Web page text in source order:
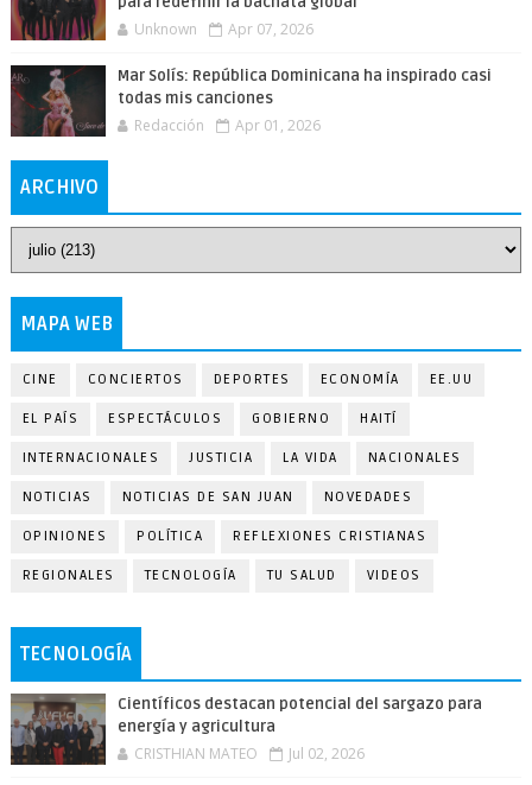
Unknown Apr 07, 2026
Mar Solís: República Dominicana ha inspirado casi
todas mis canciones
Redacción Apr 01, 2026
ARCHIVO
MAPA WEB
CINE CONCIERTOS DEPORTES ECONOMÍA EE.UU
EL PAÍS ESPECTÁCULOS GOBIERNO HAITÍ
INTERNACIONALES JUSTICIA LA VIDA NACIONALES
NOTICIAS NOTICIAS DE SAN JUAN NOVEDADES
OPINIONES POLÍTICA REFLEXIONES CRISTIANAS
REGIONALES TECNOLOGÍA TU SALUD VIDEOS
TECNOLOGÍA
Científicos destacan potencial del sargazo para
energía y agricultura
CRISTHIAN MATEO Jul 02, 2026